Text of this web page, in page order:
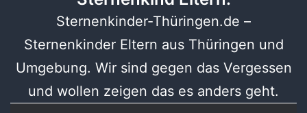
Sternenkinder-Thüringen.de –
Sternenkinder Eltern aus Thüringen und
Umgebung. Wir sind gegen das Vergessen
und wollen zeigen das es anders geht.